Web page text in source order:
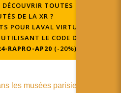
TOUTES LES
DE LA XR ?
POUR LAVAL VIRTUAL
LE CODE DE
RAPRO-AP20 (-20%)
les musées parisiens, la